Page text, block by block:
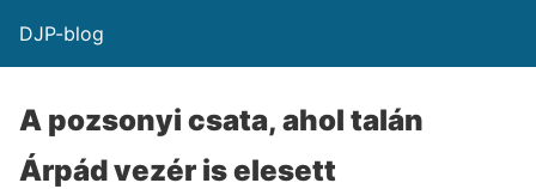
DJP-blog
A pozsonyi csata, ahol talán
Árpád vezér is elesett